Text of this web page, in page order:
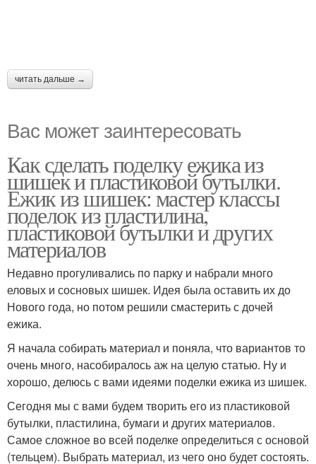
читать дальше →
Вас может заинтересовать
Как сделать поделку ежика из
шишек и пластиковой бутылки.
Ежик из шишек: мастер классы
поделок из пластилина,
пластиковой бутылки и других
материалов
Недавно прогуливались по парку и набрали много
еловых и сосновых шишек. Идея была оставить их до
Нового года, но потом решили смастерить с дочей
ежика.
Я начала собирать материал и поняла, что вариантов то
очень много, насобиралось аж на целую статью. Ну и
хорошо, делюсь с вами идеями поделки ежика из шишек.
Сегодня мы с вами будем творить его из пластиковой
бутылки, пластилина, бумаги и других материалов.
Самое сложное во всей поделке определиться с основой
(тельцем). Выбрать материал, из чего оно будет состоять.